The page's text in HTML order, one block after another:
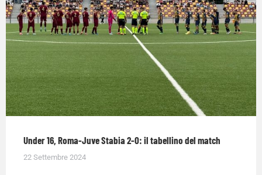
Under 16, Roma-Juve Stabia 2-0: il tabellino del match
22 Settembre 2024